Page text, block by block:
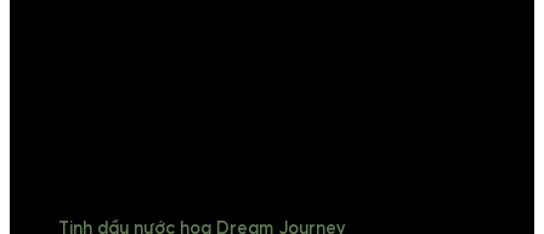
Tinh dầu nước hoa Dream Journey